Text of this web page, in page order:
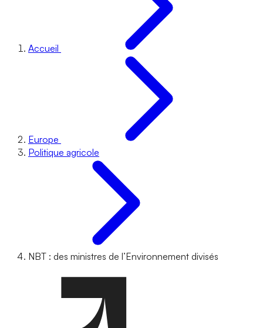
Accueil
Europe
Politique agricole
NBT : des ministres de l’Environnement divisés